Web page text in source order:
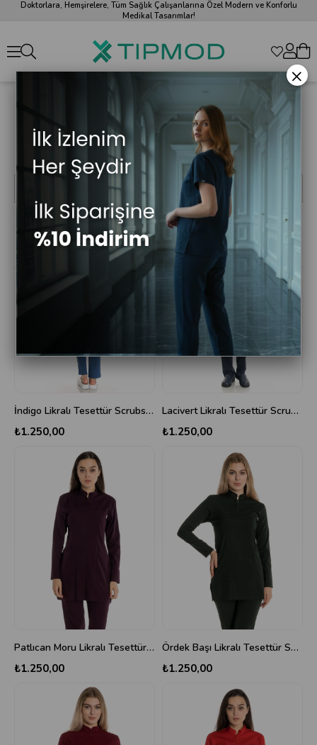
Doktorlara, Hemşirelere, Tüm Sağlık Çalışanlarına Özel Modern ve Konforlu
Medikal Tasarımlar!
Likralı özel yapısıyla özel tesettür hemşire forması modelleri, renkli
tesettür scrubs ve forma modelleriyle şık ve konforlu mesailer sizi
bekliyor. Tıpmod’da tarzınızı yansıtan seçenekleri keşfedin.
Filtreleme
Fiyata Göre
(Artan)
Fiyata Göre
(Azalan)
Ürün Adına
Göre (A>Z)
Ürün Adına
Göre (Z<A)
İndigo Likralı Tesettür Scrubs Takım
₺1.250,00
Lacivert Likralı Tesettür Scrubs Takım
₺1.250,00
Patlıcan Moru Likralı Tesettür Scrubs Takım
₺1.250,00
Ördek Başı Likralı Tesettür Scrubs Takım
₺1.250,00
×